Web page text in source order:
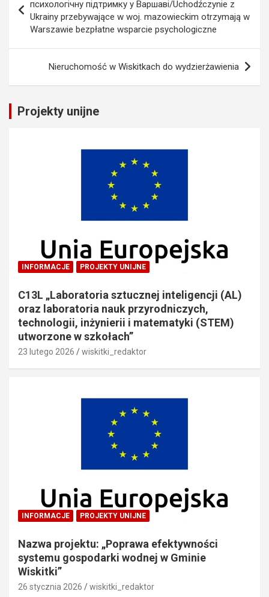
психологічну підтримку у Варшаві/Uchodźczynie z
Ukrainy przebywające w woj. mazowieckim otrzymają w
Warszawie bezpłatne wsparcie psychologiczne
Nieruchomość w Wiskitkach do wydzierżawienia
Projekty unijne
INFORMACJE PROJEKTY UNIJNE
C13L „Laboratoria sztucznej inteligencji (AL)
oraz laboratoria nauk przyrodniczych,
technologii, inżynierii i matematyki (STEM)
utworzone w szkołach”
23 lutego 2026 wiskitki_redaktor
INFORMACJE PROJEKTY UNIJNE
Nazwa projektu: „Poprawa efektywności
systemu gospodarki wodnej w Gminie
Wiskitki”
26 stycznia 2026 wiskitki_redaktor